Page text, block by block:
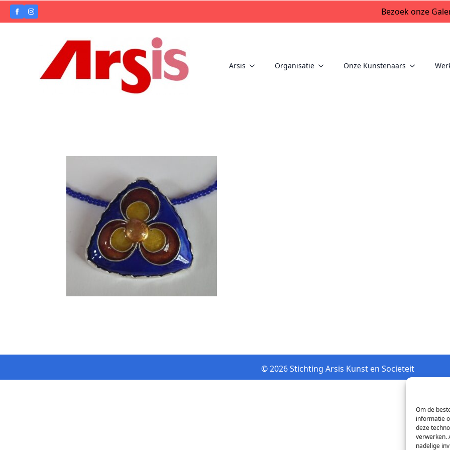
Om de
informatie
deze
verwerken.
nadelige
Bezoek onze
Arsis Organisatie Onze Kunstenaars
© 2026 Stichting Arsis Kunst en Societeit